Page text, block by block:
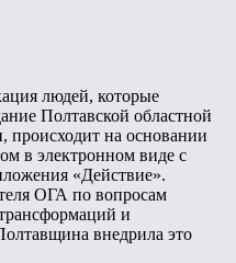
людей, которые
Полтавской областной
происходит на основании
в электронном виде с
«Действие».
ОГА по вопросам
и
внедрила это